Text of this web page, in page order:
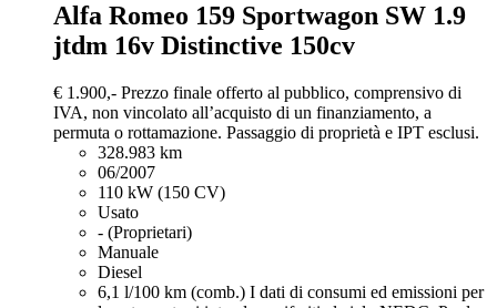
Alfa Romeo 159 Sportwagon SW 1.9
jtdm 16v Distinctive 150cv
€ 1.900,- Prezzo finale offerto al pubblico, comprensivo di
IVA, non vincolato all’acquisto di un finanziamento, a
permuta o rottamazione. Passaggio di proprietà e IPT esclusi.
328.983 km
06/2007
110 kW (150 CV)
Usato
- (Proprietari)
Manuale
Diesel
6,1 l/100 km (comb.) I dati di consumi ed emissioni per